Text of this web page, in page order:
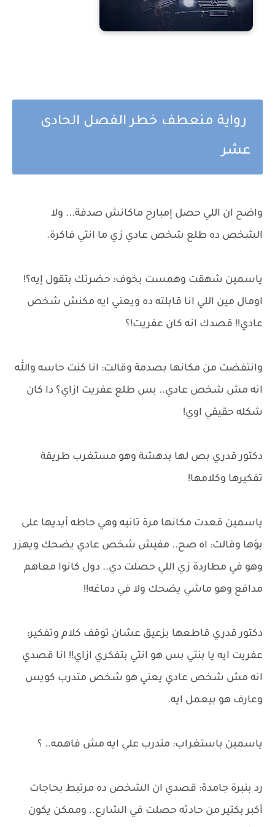
رواية منعطف خطر الفصل الحادى
عشر
واضح ان اللي حصل إمبارح ماكانش صدفة... ولا
الشخص ده طلع شخص عادي زي ما انتي فاكرة.
ياسمين شهقت وهمست بخوف: حضرتك بتقول إيه؟!
اومال مين اللي انا قابلته ده ويعني ايه مكنش شخص
عادي!! قصدك انه كان عفريت!؟
وانتفضت من مكانها بصدمة وقالت: انا كنت حاسه والله
انه مش شخص عادي.. بس طلع عفريت ازاي؟ دا كان
شكله حقيقي اوي!
دكتور قدري بص لها بدهشة وهو مستغرب طريقة
تفكيرها وكلامها!
ياسمين قعدت مكانها مرة تانيه وهي حاطه أيديها على
بؤها وقالت: اه صح.. مفيش شخص عادي يضحك ويهزر
وهو في مطاردة زي اللي حصلت دي.. دول كانوا معاهم
مدافع وهو ماشي يضحك ولا في دماغه!!
دكتور قدري قاطعها بزعيق عشان توقف كلام وتفكير:
عفريت ايه يا بنتي بس هو انتي بتفكري ازاي!! انا قصدي
انه مش شخص عادي يعني هو شخص متدرب كويس
وعارف هو بيعمل ايه.
ياسمين باستغراب: متدرب علي ايه مش فاهمه.. ؟
رد بنبرة جامدة: قصدي ان الشخص ده مرتبط بحاجات
أكبر بكتير من حادثه حصلت في الشارع.. وممكن يكون